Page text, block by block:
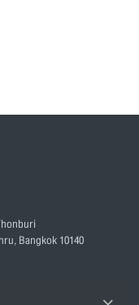
Bangkok 10140